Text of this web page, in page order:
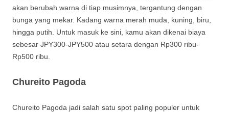
akan berubah warna di tiap musimnya, tergantung dengan
bunga yang mekar. Kadang warna merah muda, kuning, biru,
hingga putih. Untuk masuk ke sini, kamu akan dikenai biaya
sebesar JPY300-JPY500 atau setara dengan Rp300 ribu-
Rp500 ribu.
Chureito Pagoda
Chureito Pagoda jadi salah satu spot paling populer untuk